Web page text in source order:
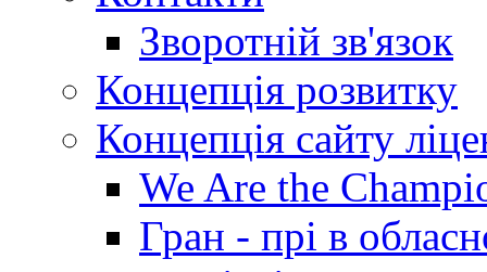
Зворотній зв'язок
Концепція розвитку
Концепція сайту
We Are the
Гран - прі в